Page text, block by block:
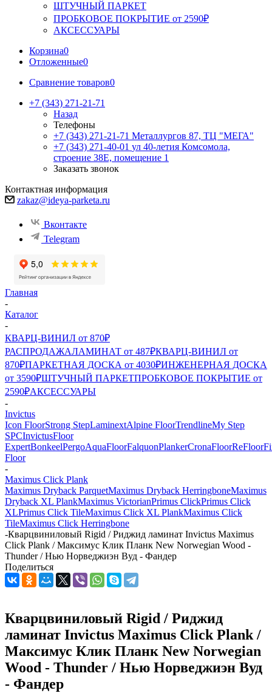
ШТУЧНЫЙ ПАРКЕТ
ПРОБКОВОЕ ПОКРЫТИЕ от 2590₽
АКСЕССУАРЫ
Корзина0
Отложенные0
Сравнение товаров0
+7 (343) 271-21-71
Назад
Телефоны
+7 (343) 271-21-71 Металлургов 87, ТЦ "МЕГА"
+7 (343) 271-40-01 ул 40-летия Комсомола,
строение 38Е, помещение 1
Заказать звонок
Контактная информация
zakaz@ideya-parketa.ru
Вконтакте
Telegram
Главная
-
Каталог
-
КВАРЦ-ВИНИЛ от 870₽
РАСПРОДАЖАЛАМИНАТ от 487₽КВАРЦ-ВИНИЛ от
870₽ПАРКЕТНАЯ ДОСКА от 4030₽ИНЖЕНЕРНАЯ ДОСКА
от 3590₽ШТУЧНЫЙ ПАРКЕТПРОБКОВОЕ ПОКРЫТИЕ от
2590₽АКСЕССУАРЫ
-
Invictus
Icon FloorStrong StepLaminextAlpine FloorTrendlineMy Step
SPCInvictusFloor
ExpertBonkeelPergoAquaFloorFalquonPlankerCronaFloorReFloor
Floor
-
Maximus Click Plank
Maximus Dryback ParquetMaximus Dryback HerringboneMaximus
Dryback XL PlankMaximus VictorianPrimus ClickPrimus Click
XLPrimus Click TileMaximus Click XL PlankMaximus Click
TileMaximus Click Herringbone
-Кварцвиниловый Rigid / Риджид ламинат Invictus Maximus
Click Plank / Максимус Клик Планк New Norwegian Wood -
Thunder / Нью Норведжиэн Вуд - Фандер
Поделиться
Кварцвиниловый Rigid / Риджид
ламинат Invictus Maximus Click Plank /
Максимус Клик Планк New Norwegian
Wood - Thunder / Нью Норведжиэн Вуд
- Фандер